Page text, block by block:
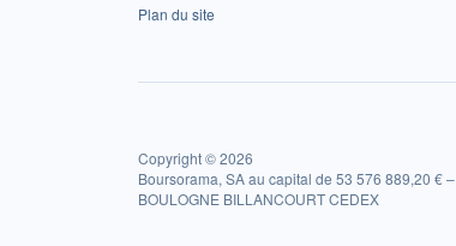
Plan du site
Copyright © 2026
Boursorama, SA au capital de 53 576 889,20 €
BOULOGNE BILLANCOURT CEDEX